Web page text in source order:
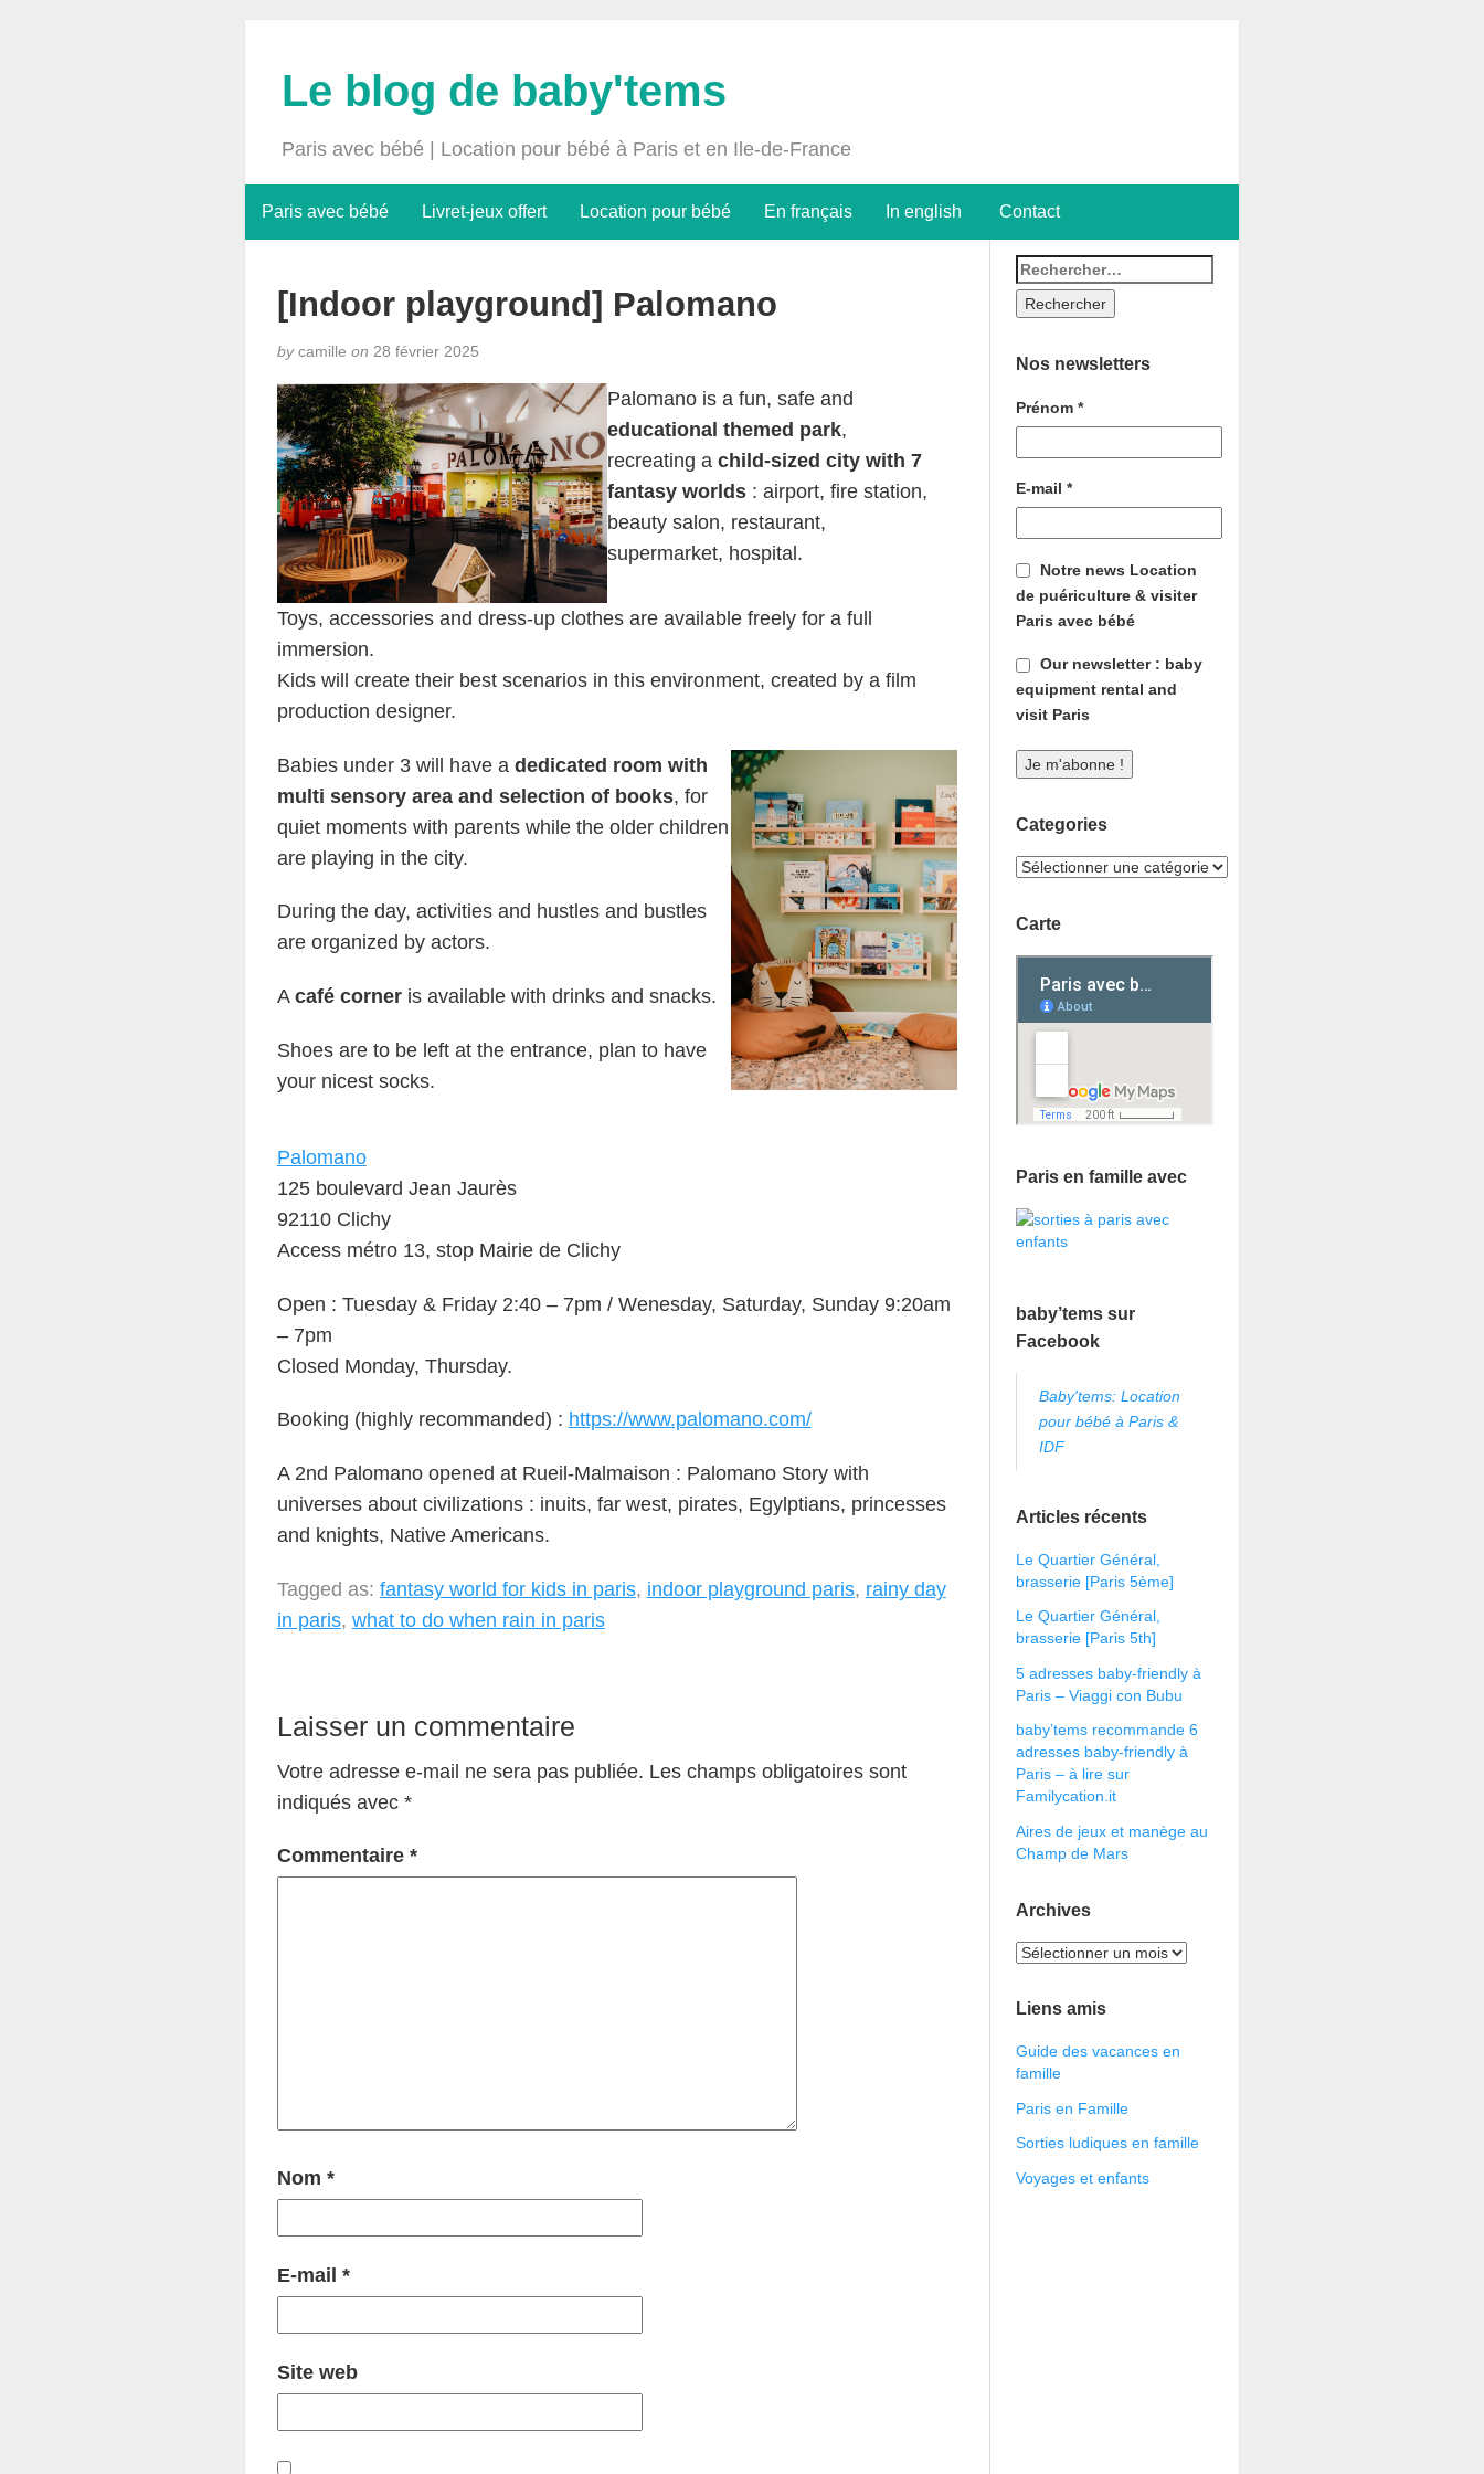
Le blog de baby'tems
Paris avec bébé | Location pour bébé à Paris et en Ile-de-France
Paris avec bébé Livret-jeux offert Location pour bébé En français In english Contact
[Indoor playground] Palomano
bycamille on 28 février 2025
Palomano is a fun, safe and
educational themed park,
recreating a child-sized city with 7
fantasy worlds : airport, fire station,
beauty salon, restaurant,
supermarket, hospital.
Toys, accessories and dress-up clothes are available freely for a full
immersion.
Kids will create their best scenarios in this environment, created by a film
production designer.
Babies under 3 will have a dedicated room with
multi sensory area and selection of books, for
quiet moments with parents while the older children
are playing in the city.
During the day, activities and hustles and bustles
are organized by actors.
A café corneris available with drinks and snacks.
Shoes are to be left at the entrance, plan to have
your nicest socks.
Palomano
125 boulevard Jean Jaurès
92110 Clichy
Access métro 13, stop Mairie de Clichy
Open : Tuesday & Friday 2:40 – 7pm / Wenesday, Saturday, Sunday 9:20am
– 7pm
Closed Monday, Thursday.
Booking (highly recommanded) : https://www.palomano.com/
A 2nd Palomano opened at Rueil-Malmaison : Palomano Story with
universes about civilizations : inuits, far west, pirates, Egylptians, princesses
and knights, Native Americans.
Tagged as: fantasy world for kids in paris, indoor playground paris, rainy day
in paris, what to do when rain in paris
Laisser un commentaire
Votre adresse e-mail ne sera pas publiée. Les champs obligatoires sont
indiqués avec *
Commentaire *
Nom *
E-mail *
Site web
Nos newsletters
Prénom*
E-mail*
Notre news Location
de puériculture & visiter
Paris avec bébé
Our newsletter : baby
equipment rental and
visit Paris
Categories
Carte
Paris en famille avec
baby’tems sur
Facebook
Baby'tems: Location
pour bébé à Paris &
IDF
Articles récents
Le Quartier Général,
brasserie [Paris 5ème]
Le Quartier Général,
brasserie [Paris 5th]
5 adresses baby-friendly à
Paris – Viaggi con Bubu
baby’tems recommande 6
adresses baby-friendly à
Paris – à lire sur
Familycation.it
Aires de jeux et manège au
Champ de Mars
Archives
Liens amis
Guide des vacances en
famille
Paris en Famille
Sorties ludiques en famille
Voyages et enfants